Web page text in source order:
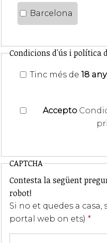
Barcelona
Condicions d'ús i política
Tinc més de 18
Accepto
CAPTCHA
Contesta la següent
robot!
Si no et quedes a casa,
portal web on ets) *